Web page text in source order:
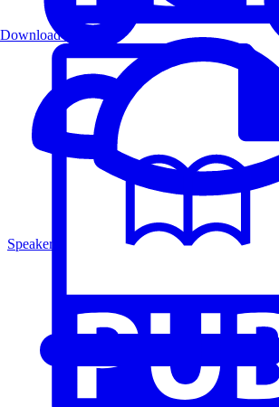
Speakers
Download PDF